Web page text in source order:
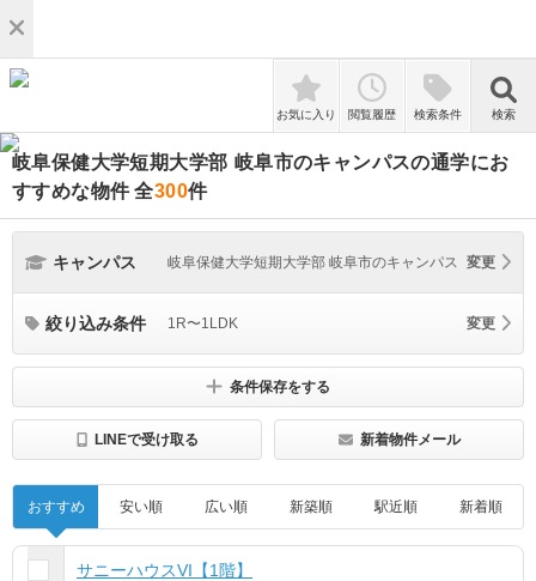
検索
お気に入り 閲覧履歴 検索条件 検索
岐阜保健大学短期大学部 岐阜市のキャンパスの通学にお
すすめな物件 全300件
キャンパス 岐阜保健大学短期大学部 岐阜市のキャンパス 変更
絞り込み条件 1R〜1LDK 変更
条件保存をする
LINEで受け取る 新着物件メール
おすすめ 安い順 広い順 新築順 駅近順 新着順
サニーハウスVI【1階】